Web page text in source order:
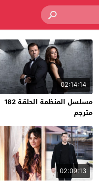
02:14:14
مسلسل المنظمة الحلقة 182
مترجم
02:09:13